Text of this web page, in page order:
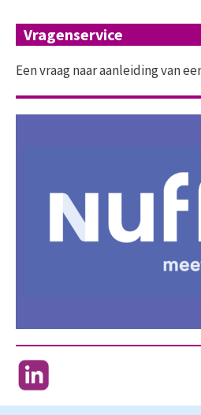
Vragenservice
Een vraag naar aanleiding van